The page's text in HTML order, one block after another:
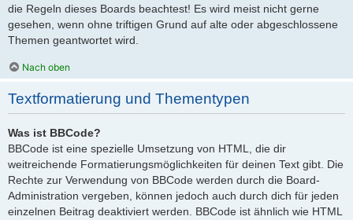
die Regeln dieses Boards beachtest! Es wird meist nicht gerne
gesehen, wenn ohne triftigen Grund auf alte oder abgeschlossene
Themen geantwortet wird.
Nach oben
Textformatierung und Thementypen
Was ist BBCode?
BBCode ist eine spezielle Umsetzung von HTML, die dir
weitreichende Formatierungsmöglichkeiten für deinen Text gibt. Die
Rechte zur Verwendung von BBCode werden durch die Board-
Administration vergeben, können jedoch auch durch dich für jeden
einzelnen Beitrag deaktiviert werden. BBCode ist ähnlich wie HTML